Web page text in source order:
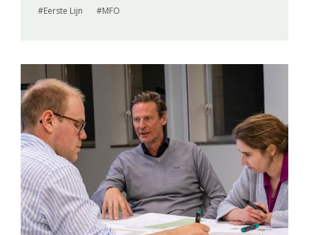
Eerste Lijn MFO
Image